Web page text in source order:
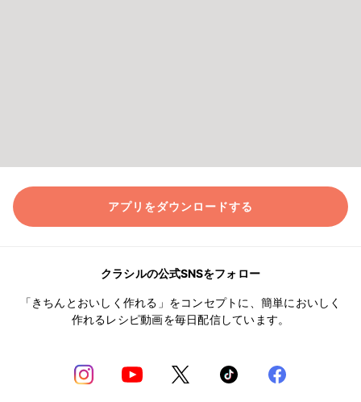
アプリをダウンロードする
クラシルの公式SNSをフォロー
「きちんとおいしく作れる」をコンセプトに、簡単においしく
作れるレシピ動画を毎日配信しています。